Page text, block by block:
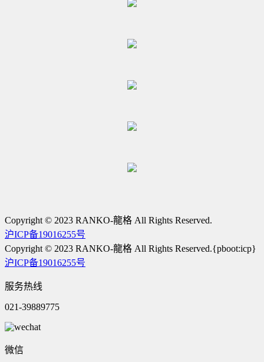
Copyright © 2023 RANKO-龍格 All Rights Reserved.
沪ICP备19016255号
Copyright © 2023 RANKO-龍格 All Rights Reserved.{pboot:icp}
沪ICP备19016255号
服务热线
021-39889775
微信